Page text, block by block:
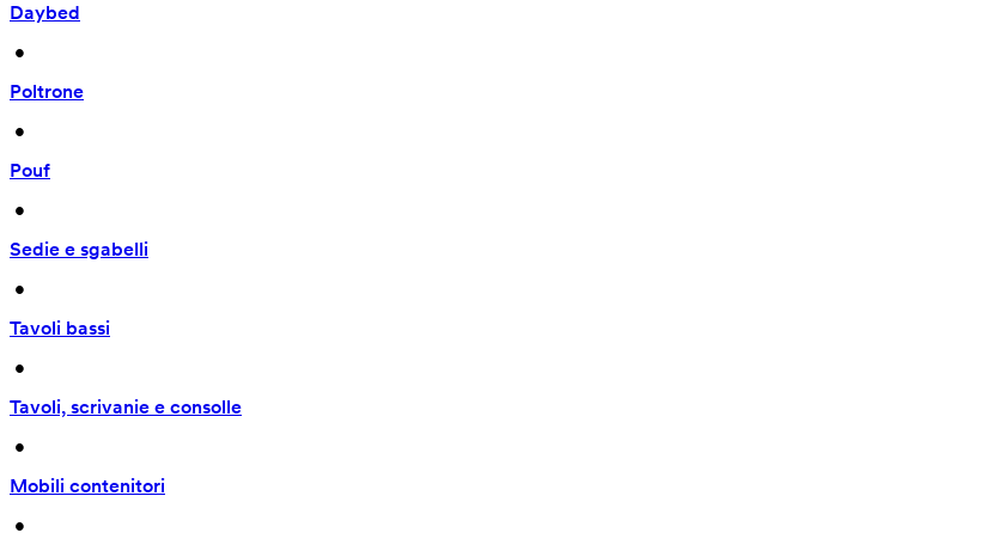
Daybed
•
Poltrone
•
Pouf
•
Sedie e sgabelli
•
Tavoli bassi
•
Tavoli, scrivanie e consolle
•
Mobili contenitori
•